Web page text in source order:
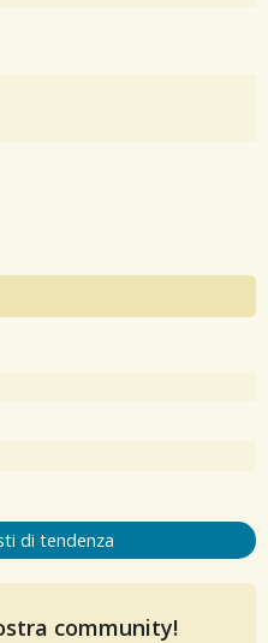
di tendenza
community!